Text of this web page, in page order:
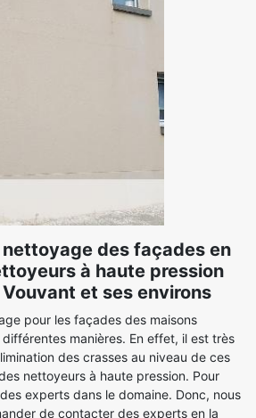
des façades en
à haute pression
et ses environs
pour les façades des maisons
manières. En effet, il est très
des crasses au niveau de ces
nettoyeurs à haute pression. Pour
experts dans le domaine. Donc, nous
de contacter des experts en la